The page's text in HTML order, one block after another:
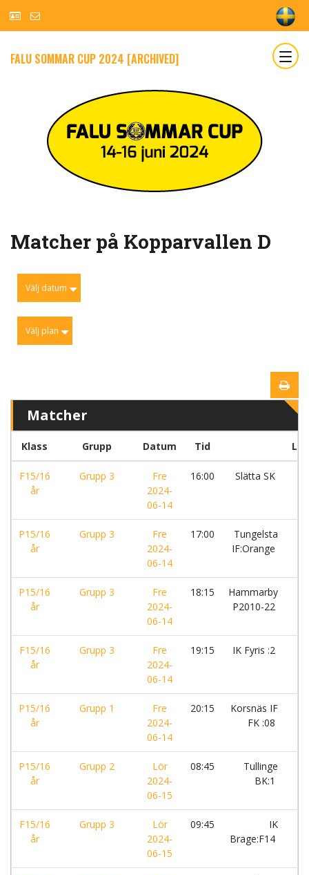
FALU SOMMAR CUP 2024 [ARCHIVED]
Matcher på Kopparvallen D
Välj datum
Välj plan
Matcher
Klass Grupp Datum Tid
F15/16
år
Grupp 3
Fre
2024-
06-14
16:00 Slätta SK
P15/16
år
Grupp 3
Fre
2024-
06-14
17:00
Tungelsta
IF:Orange
P15/16
år
Grupp 3
Fre
2024-
06-14
18:15
Hammarby
P2010-22
F15/16
år
Grupp 3
Fre
2024-
06-14
19:15 IK Fyris :2
P15/16
år
Grupp 1
Fre
2024-
06-14
20:15
Korsnäs IF
FK :08
P15/16
år
Grupp 2
Lör
2024-
06-15
08:45
Tullinge
BK:1
F15/16
år
Grupp 3
Lör
2024-
06-15
09:45
IK
Brage:F14